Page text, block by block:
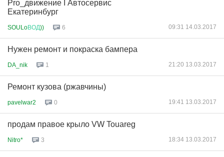
Pro_движение I Автосервис
Екатеринбург
SOULoВОД)) 6 09:31 14.03.2017
Нужен ремонт и покраска бампера
DA_nik 1 21:20 13.03.2017
Ремонт кузова (ржавчины)
pavelwar2 0 19:41 13.03.2017
продам правое крыло VW Touareg
Nitro* 3 18:34 13.03.2017